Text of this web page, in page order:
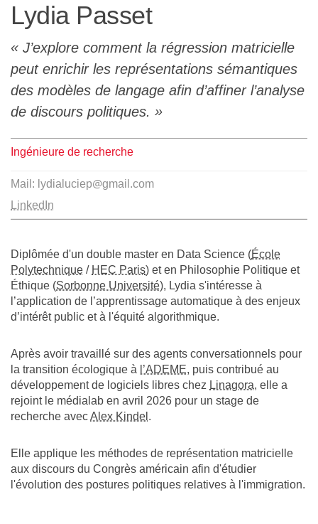
L'équipe
Le médialab
FR|EN
Lydia Passet
J’explore comment la régression matricielle
peut enrichir les représentations sémantiques
des modèles de langage afin d’affiner l’analyse
de discours politiques.
Ingénieure de recherche
Mail: lydialuciep●gmail.com
LinkedIn
Diplômée d'un double master en Data Science (École
Polytechnique / HEC Paris) et en Philosophie Politique et
Éthique (Sorbonne Université), Lydia s'intéresse à
l’application de l’apprentissage automatique à des enjeux
d’intérêt public et à l'équité algorithmique.
Après avoir travaillé sur des agents conversationnels pour
la transition écologique à l’ADEME, puis contribué au
développement de logiciels libres chez Linagora, elle a
rejoint le médialab en avril 2026 pour un stage de
recherche avecAlex Kindel .
Elle applique les méthodes de représentation matricielle
aux discours du Congrès américain afin d'étudier
l'évolution des postures politiques relatives à l'immigration.